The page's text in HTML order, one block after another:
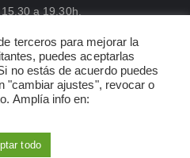
a 19.30h.
terceros para mejorar la
puedes aceptarlas
no estás de acuerdo puedes
"cambiar ajustes", revocar o
Amplía info en:
todo